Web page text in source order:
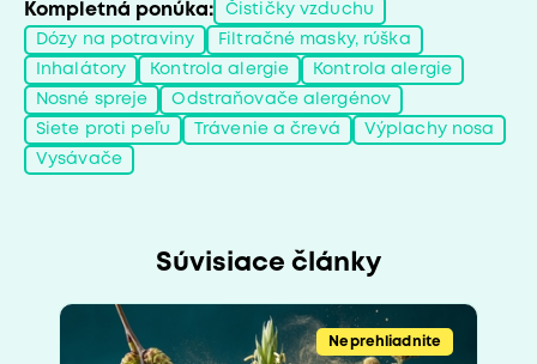
Kompletná ponúka: Čističky vzduchu
Dózy na potraviny Filtračné masky, rúška
Inhalátory Kontrola alergie Kontrola alergie
Nosné spreje Odstraňovače alergénov
Siete proti peľu Trávenie a črevá Výplachy nosa
Vysávače
Súvisiace články
Neprehliadnite